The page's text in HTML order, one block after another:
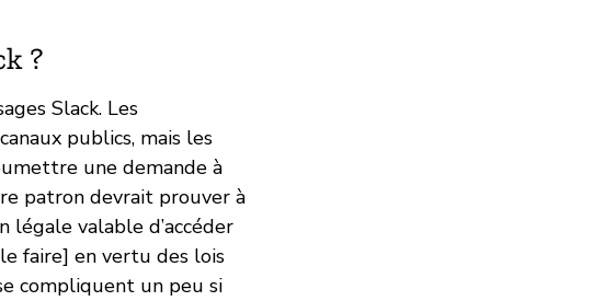
?
Slack. Les
publics, mais les
une demande à
patron devrait prouver à
légale valable d’accéder
faire] en vertu des lois
compliquent un peu si